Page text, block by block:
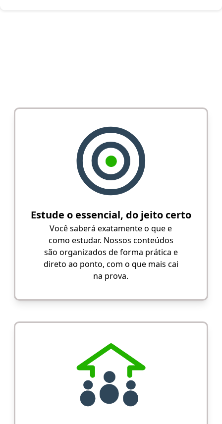
Estude o essencial, do jeito certo
Você saberá exatamente o que e
como estudar. Nossos conteúdos
são organizados de forma prática e
direto ao ponto, com o que mais cai
na prova.